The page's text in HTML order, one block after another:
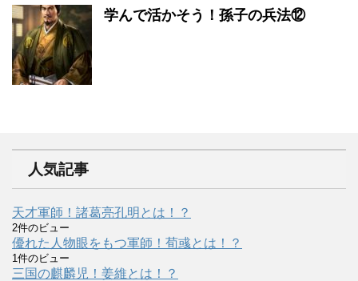
学んで活かそう！孫子の兵法⑫
人気記事
天才軍師！諸葛亮孔明とは！？
2件のビュー
優れた人物眼をもつ軍師！荀彧とは！？
1件のビュー
三国の麒麟児！姜維とは！？